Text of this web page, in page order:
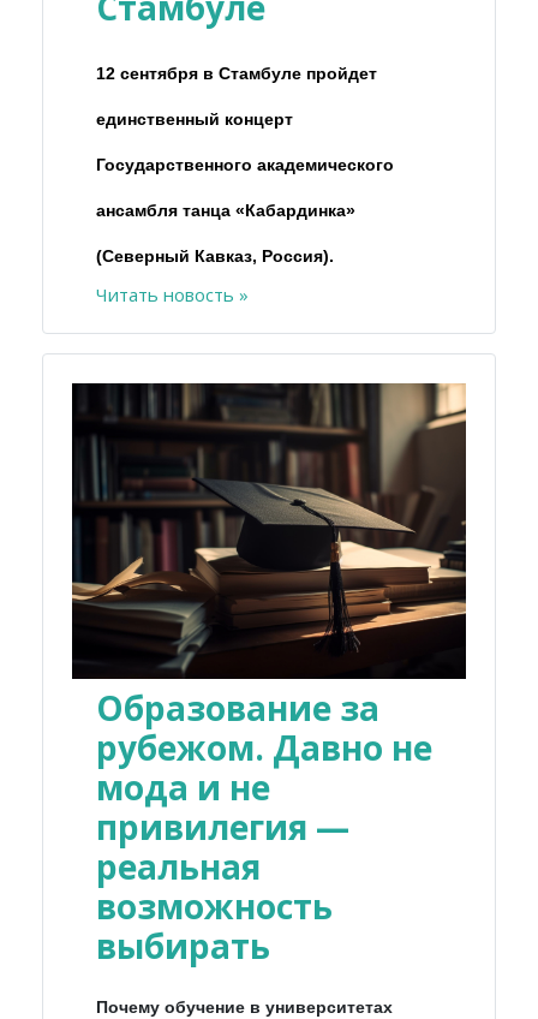
12 сентября в Стамбуле пройдет
единственный концерт
Государственного академического
ансамбля танца «Кабардинка»
(Северный Кавказ, Россия).
Читать новость »
Образование за
рубежом. Давно не
мода и не
привилегия —
реальная
возможность
выбирать
Почему обучение в университетах